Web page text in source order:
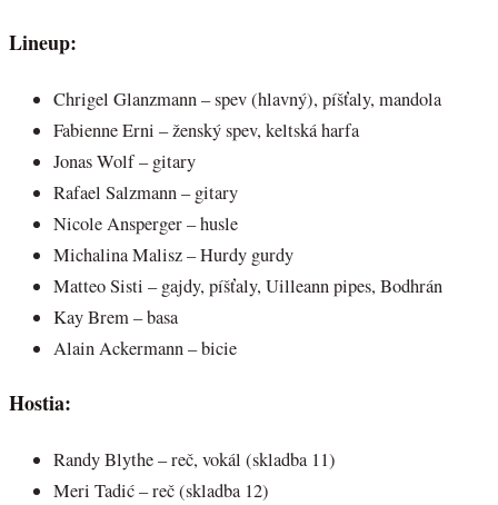
Lineup:
Chrigel Glanzmann – spev (hlavný), píšťaly, mandola
Fabienne Erni – ženský spev, keltská harfa
Jonas Wolf – gitary
Rafael Salzmann – gitary
Nicole Ansperger – husle
Michalina Malisz – Hurdy gurdy
Matteo Sisti – gajdy, píšťaly, Uilleann pipes, Bodhrán
Kay Brem – basa
Alain Ackermann – bicie
Hostia:
Randy Blythe – reč, vokál (skladba 11)
Meri Tadić – reč (skladba 12)